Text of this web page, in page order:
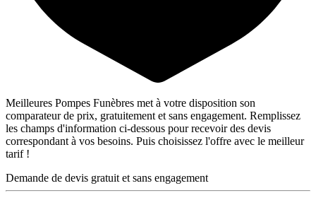
Meilleures Pompes Funèbres met à votre disposition son
comparateur de prix, gratuitement et sans engagement. Remplissez
les champs d'information ci-dessous pour recevoir des devis
correspondant à vos besoins. Puis choisissez l'offre avec le meilleur
tarif !
Demande de devis gratuit et sans engagement